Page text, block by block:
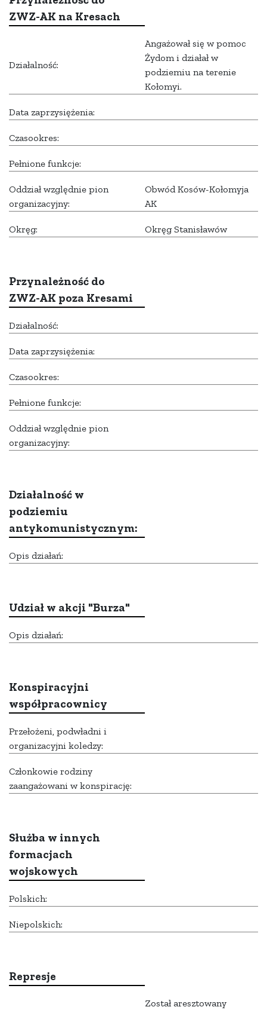
ZWZ-AK na Kresach
Działalność:
Angażował się w pomoc
Żydom i działał w
podziemiu na terenie
Kołomyi.
Data zaprzysiężenia:
Czasookres:
Pełnione funkcje:
Oddział względnie pion
organizacyjny:
Obwód Kosów-Kołomyja
AK
Okręg: Okręg Stanisławów
Przynależność do
ZWZ-AK poza Kresami
Działalność:
Data zaprzysiężenia:
Czasookres:
Pełnione funkcje:
Oddział względnie pion
organizacyjny:
Działalność w
podziemiu
antykomunistycznym:
Opis działań:
Udział w akcji "Burza"
Opis działań:
Konspiracyjni
współpracownicy
Przełożeni, podwładni i
organizacyjni koledzy:
Członkowie rodziny
zaangażowani w konspirację:
Służba w innych
formacjach
wojskowych
Polskich:
Niepolskich:
Represje
Został aresztowany